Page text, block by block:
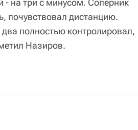
- на три с минусом. Соперник
почувствовал дистанцию.
полностью контролировал,
Назиров.